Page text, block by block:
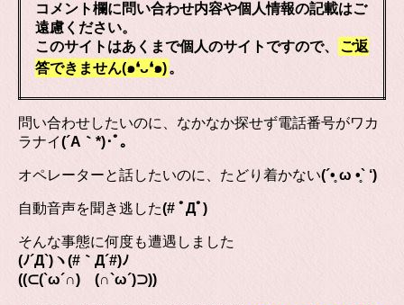
コメント欄に問い合わせ内容や個人情報の記載はご
遠慮ください。
このサイトはあくまで個人のサイトですので、
ご返
答できません(๑❛ᴗ❛๑)。
問い合わせしたいのに、なかなか探せず電話番号がワカ
ラナイ(´A｀*)･ﾟ｡
オペレーターと話したいのに、たどり着かない(´•̥ ω •̥` ‘)
自動音声を聞き逃した(# ﾟДﾟ)
そんな事態に何度も遭遇しました
(ﾉ´Д`)ヽ(#｀Д´#)ﾉ
((⊂(`ω´∩) (∩`ω´)⊃))